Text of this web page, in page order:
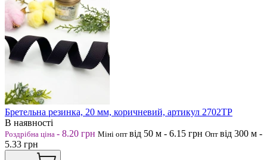
Бретельна резинка, 20 мм, коричневий, артикул 2702ТР
В наявності
Роздрібна ціна - 8.20 грн Міні опт від 50 м - 6.15 грн Опт від 300 м -
5.33 грн